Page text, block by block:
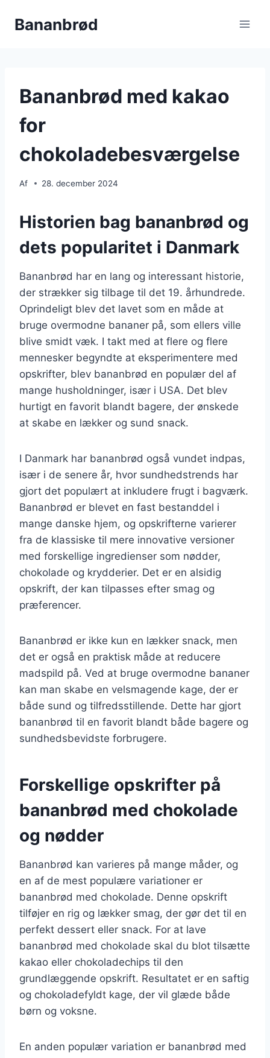
Bananbrød
Bananbrød med kakao
for
chokoladebesværgelse
Af 28. december 2024
Historien bag bananbrød og
dets popularitet i Danmark
Bananbrød har en lang og interessant historie,
der strækker sig tilbage til det 19. århundrede.
Oprindeligt blev det lavet som en måde at
bruge overmodne bananer på, som ellers ville
blive smidt væk. I takt med at flere og flere
mennesker begyndte at eksperimentere med
opskrifter, blev bananbrød en populær del af
mange husholdninger, især i USA. Det blev
hurtigt en favorit blandt bagere, der ønskede
at skabe en lækker og sund snack.
I Danmark har bananbrød også vundet indpas,
især i de senere år, hvor sundhedstrends har
gjort det populært at inkludere frugt i bagværk.
Bananbrød er blevet en fast bestanddel i
mange danske hjem, og opskrifterne varierer
fra de klassiske til mere innovative versioner
med forskellige ingredienser som nødder,
chokolade og krydderier. Det er en alsidig
opskrift, der kan tilpasses efter smag og
præferencer.
Bananbrød er ikke kun en lækker snack, men
det er også en praktisk måde at reducere
madspild på. Ved at bruge overmodne bananer
kan man skabe en velsmagende kage, der er
både sund og tilfredsstillende. Dette har gjort
bananbrød til en favorit blandt både bagere og
sundhedsbevidste forbrugere.
Forskellige opskrifter på
bananbrød med chokolade
og nødder
Bananbrød kan varieres på mange måder, og
en af de mest populære variationer er
bananbrød med chokolade. Denne opskrift
tilføjer en rig og lækker smag, der gør det til en
perfekt dessert eller snack. For at lave
bananbrød med chokolade skal du blot tilsætte
kakao eller chokoladechips til den
grundlæggende opskrift. Resultatet er en saftig
og chokoladefyldt kage, der vil glæde både
børn og voksne.
En anden populær variation er bananbrød med